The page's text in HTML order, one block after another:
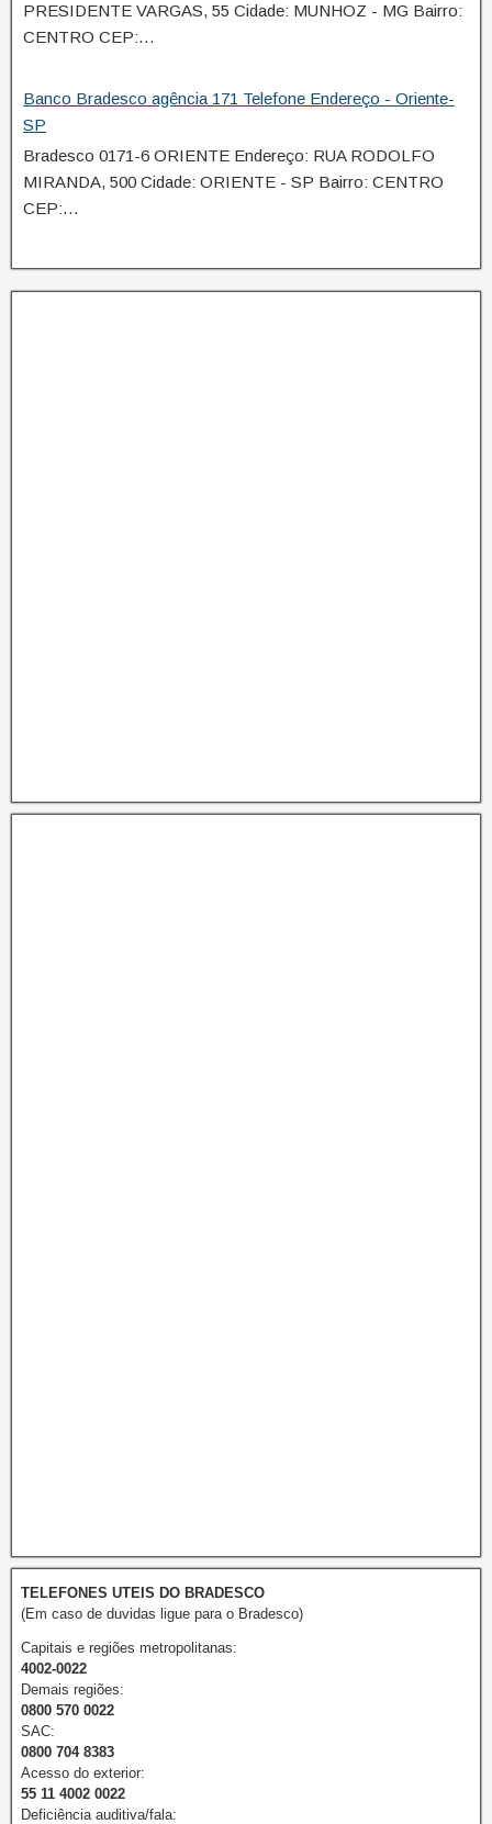
PRESIDENTE VARGAS, 55 Cidade: MUNHOZ - MG Bairro:
CENTRO CEP:…
Banco Bradesco agência 171 Telefone Endereço - Oriente-
SP
Bradesco 0171-6 ORIENTE Endereço: RUA RODOLFO
MIRANDA, 500 Cidade: ORIENTE - SP Bairro: CENTRO
CEP:…
TELEFONES UTEIS DO BRADESCO
(Em caso de duvidas ligue para o Bradesco)
Capitais e regiões metropolitanas:
4002-0022
Demais regiões:
0800 570 0022
SAC:
0800 704 8383
Acesso do exterior:
55 11 4002 0022
Deficiência auditiva/fala: